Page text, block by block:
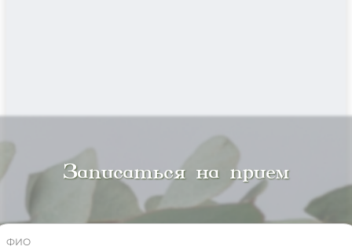
Записаться на прием